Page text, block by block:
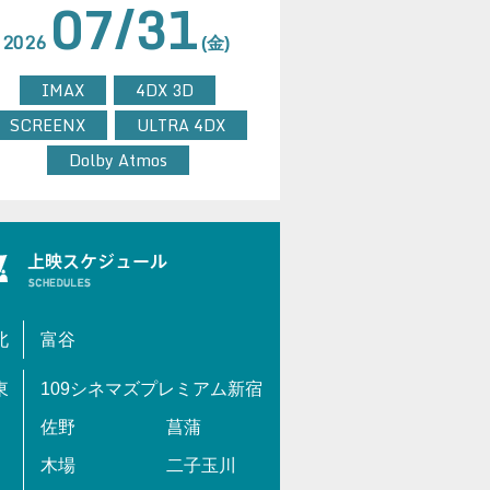
2026 07/31 (金)
IMAX
4DX 3D
SCREENX
ULTRA 4DX
Dolby Atmos
富谷
109シネマズプレミアム新宿
佐野 菖蒲
木場 二子玉川